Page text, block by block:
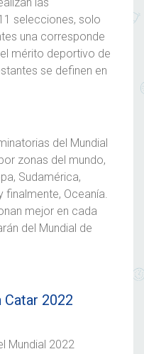
selecciones, solo
una corresponde
mérito deportivo de
se definen en
del Mundial
zonas del mundo,
Sudamérica,
finalmente, Oceanía.
mejor en cada
del Mundial de
Catar 2022
Mundial 2022